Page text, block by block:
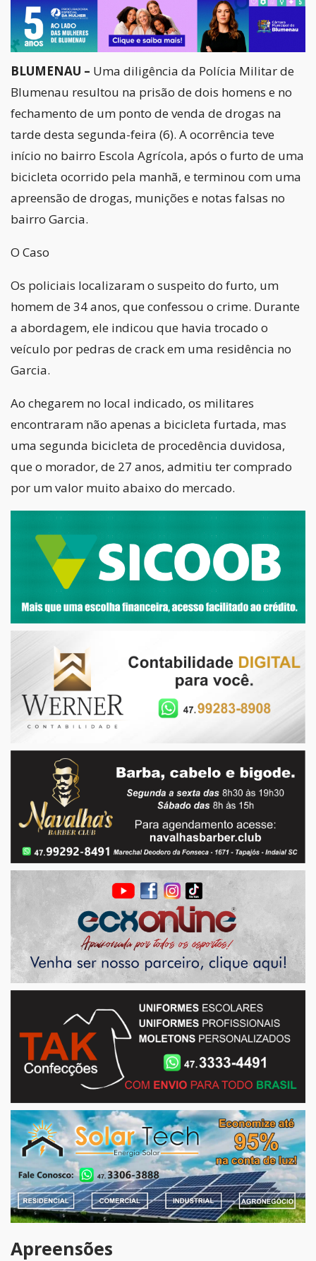
BLUMENAU – Uma diligência da Polícia Militar de
Blumenau resultou na prisão de dois homens e no
fechamento de um ponto de venda de drogas na
tarde desta segunda-feira (6). A ocorrência teve
início no bairro Escola Agrícola, após o furto de uma
bicicleta ocorrido pela manhã, e terminou com uma
apreensão de drogas, munições e notas falsas no
bairro Garcia.
O Caso
Os policiais localizaram o suspeito do furto, um
homem de 34 anos, que confessou o crime. Durante
a abordagem, ele indicou que havia trocado o
veículo por pedras de crack em uma residência no
Garcia.
Ao chegarem no local indicado, os militares
encontraram não apenas a bicicleta furtada, mas
uma segunda bicicleta de procedência duvidosa,
que o morador, de 27 anos, admitiu ter comprado
por um valor muito abaixo do mercado.
Apreensões